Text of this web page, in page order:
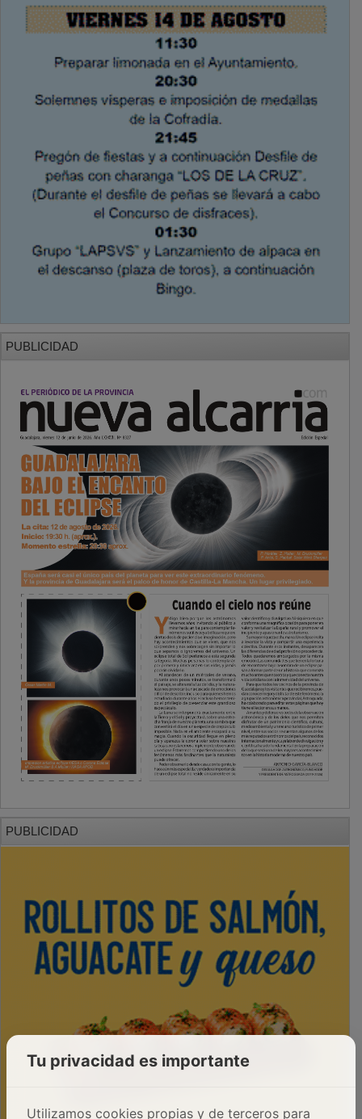
PUBLICIDAD
Tu privacidad es importante
Utilizamos cookies propias y de terceros para